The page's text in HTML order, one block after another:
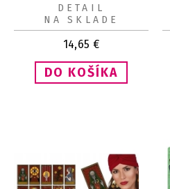
14,65 €
DETAIL
NA SKLADE